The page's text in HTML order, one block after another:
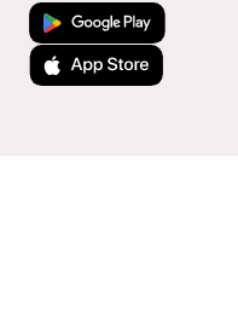
Jetzt bei Google Play
Laden im App Store